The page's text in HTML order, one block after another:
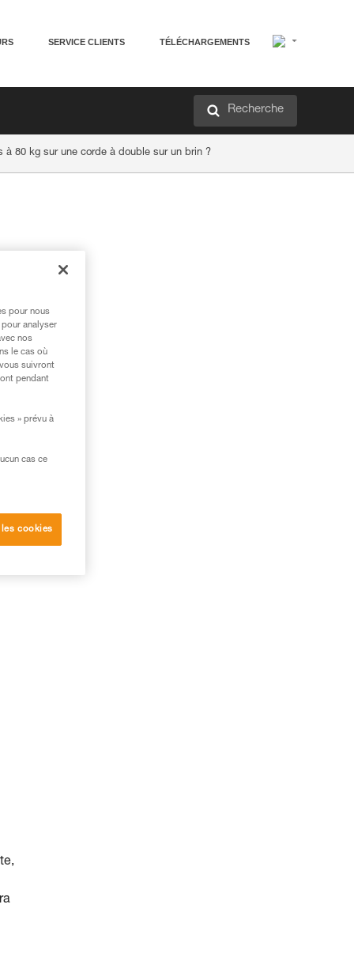
SERVICE CLIENTS TÉLÉCHARGEMENTS
Recherche
80 kg sur une corde à double sur un brin ?
pour nous
analyser
nos
le cas où
suivront
pendant
» prévu à
cas ce
cookies